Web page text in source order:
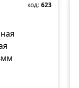
код: 623